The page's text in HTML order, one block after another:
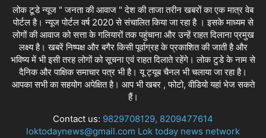
लोक टूडे न्यूज " जनता की आवाज " देश की ताजा तरीन खबरों का एक मात्र वेब
पोर्टल है। न्यूज पोर्टल वर्ष 2020 से संचालित किया जा रहा है । इसके माध्यम से
लोगों की आवाज को सत्ता के गलियारों तक पहुंचाना और उन्हें राहत दिलाना प्रमुख
लक्ष्य है। खबरें निष्पक्ष और बगैर किसी पूर्वाग्रह के प्रकाशित की जाती है और
भविष्य में भी इसी तरह लोगों को सूचना एवं राहत दिलाते रहेंगे। लोक टुडे के नाम से
दैनिक और पाक्षिक समाचार पत्र भी है। यू ट्यूब चैनल भी चलाया जा रहा है।
आपका सभी का सहयोग अपेक्षित है। आप भी खबर , फोटो, वीडियो यहां भेज सकते
हैं।
Contact us: 9829708129, 8209477614
loktodaynews@gmail.com Lok today news network